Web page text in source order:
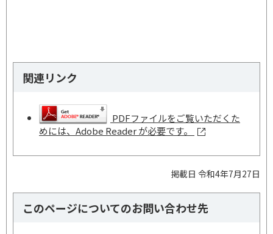
関連リンク
PDFファイルをご覧いただくた
めには、Adobe Reader が必要です。
掲載日 令和4年7月27日
このページについてのお問い合わせ先